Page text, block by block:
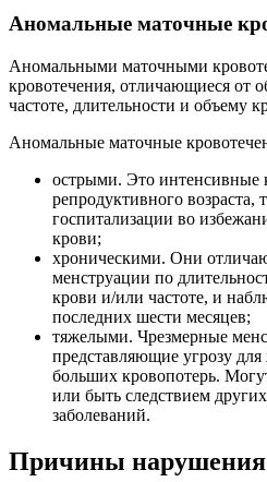
Аномальные маточные
Аномальными маточными
кровотечения, отличающиеся от
частоте, длительности и объему
Аномальные маточные
острыми. Это интенсивные
репродуктивного
госпитализации во
крови;
хроническими. Они
менструации по
крови и/или частоте, и
последних шести месяцев;
тяжелыми. Чрезмерные
представляющие угрозу
больших кровопотерь.
или быть следствием
заболеваний.
Причины нарушения